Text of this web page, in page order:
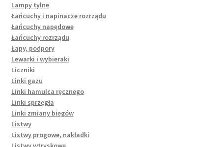
Lampy tylne
Łańcuchy i napinacze rozrządu
Łańcuchy napędowe
Łańcuchy rozrządu
Łapy, podpory
Lewarki i wybieraki
Liczniki
Linki gazu
Linki hamulca ręcznego
Linki sprzęgła
Linki zmiany biegów
Listwy
Listwy progowe, nakładki